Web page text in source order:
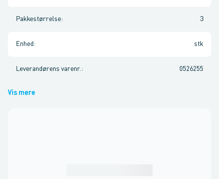
Pakkestørrelse: 3
Enhed : stk
Leverandørens varenr. : 0526255
Vis mere